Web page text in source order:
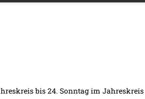
bis 24. Sonntag im Jahreskreis